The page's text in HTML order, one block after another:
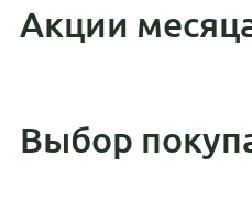
Акции
Выбор